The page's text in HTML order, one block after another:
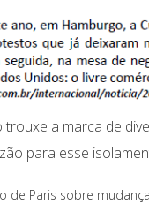
a marca de
para esse
de Paris sobre